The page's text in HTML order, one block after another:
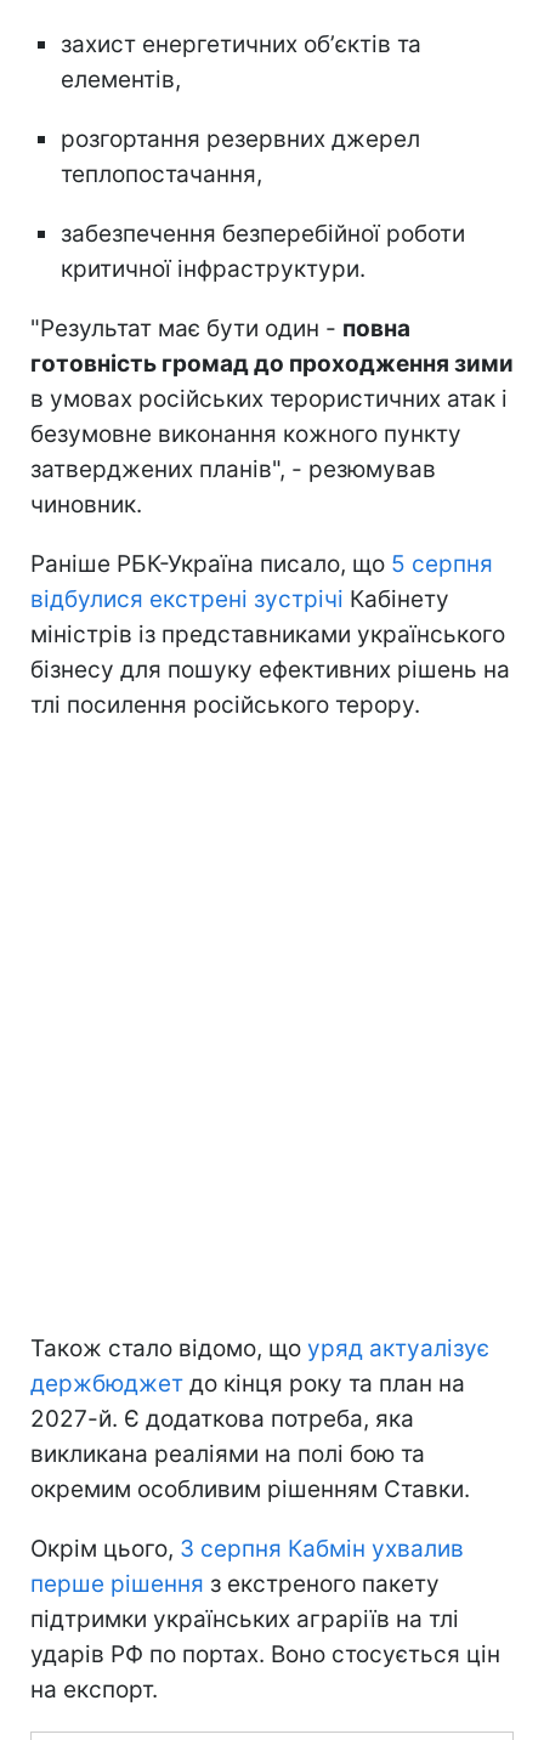
захист енергетичних обʼєктів та
елементів,
розгортання резервних джерел
теплопостачання,
забезпечення безперебійної роботи
критичної інфраструктури.
"Результат має бути один - повна
готовність громад до проходження зими
в умовах російських терористичних атак і
безумовне виконання кожного пункту
затверджених планів", - резюмував
чиновник.
Раніше РБК-Україна писало, що 5 серпня
відбулися екстрені зустрічі Кабінету
міністрів із представниками українського
бізнесу для пошуку ефективних рішень на
тлі посилення російського терору.
Також стало відомо, що уряд актуалізує
держбюджет до кінця року та план на
2027-й. Є додаткова потреба, яка
викликана реаліями на полі бою та
окремим особливим рішенням Ставки.
Окрім цього, 3 серпня Кабмін ухвалив
перше рішення з екстреного пакету
підтримки українських аграріїв на тлі
ударів РФ по портах. Воно стосується цін
на експорт.